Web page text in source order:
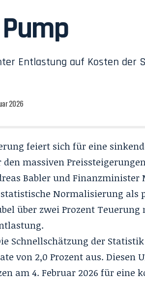
Entlastung auf Kosten der
2026
feiert sich für eine
massiven
Babler und Finanzminister
Normalisierung als
über zwei Prozent
Schnellschätzung der
von 2,0 Prozent aus. Diesen
am 4. Februar 2026 für eine